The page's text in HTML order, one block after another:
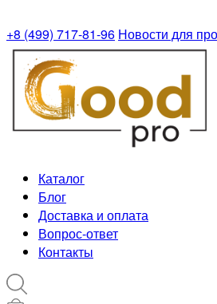
+8 (499) 717-81-96 Новости для
Каталог
Блог
Доставка и оплата
Вопрос-ответ
Контакты